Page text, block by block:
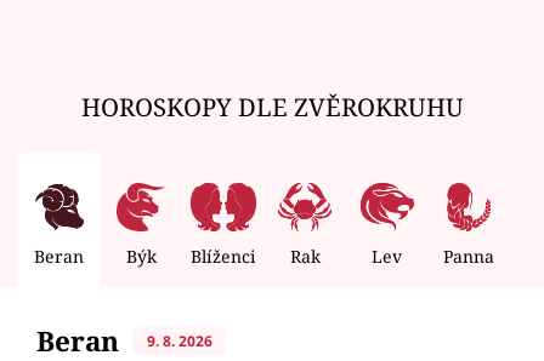
HOROSKOPY DLE ZVĚROKRUHU
Beran Býk Blíženci Rak Lev Panna
Beran 9. 8. 2026